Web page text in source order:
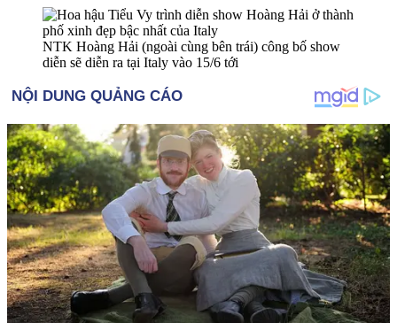
NTK Hoàng Hải (ngoài cùng bên trái) công bố show
diễn sẽ diễn ra tại Italy vào 15/6 tới